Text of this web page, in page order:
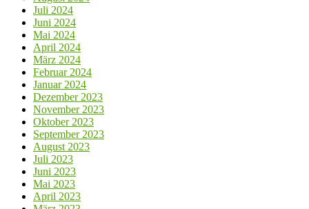
Juli 2024
Juni 2024
Mai 2024
April 2024
März 2024
Februar 2024
Januar 2024
Dezember 2023
November 2023
Oktober 2023
September 2023
August 2023
Juli 2023
Juni 2023
Mai 2023
April 2023